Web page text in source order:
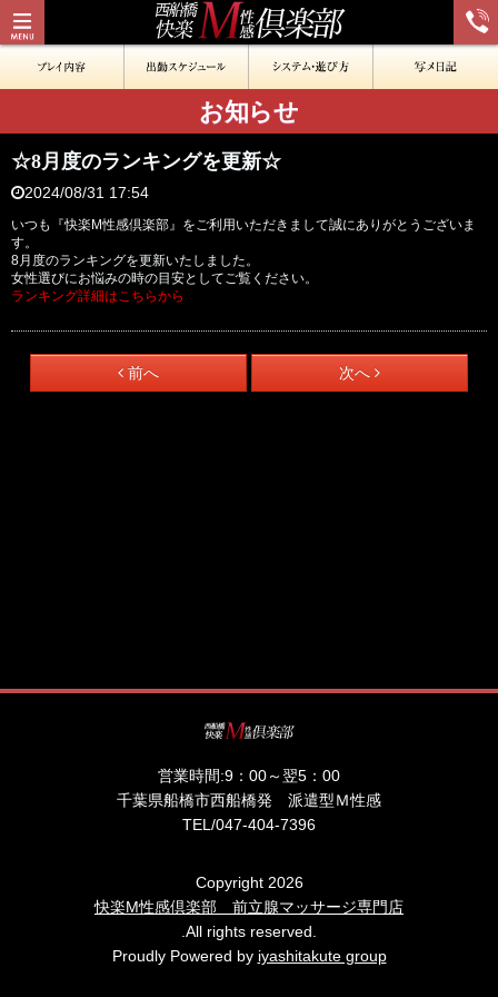
お知らせ
☆8月度のランキングを更新☆
2024/08/31 17:54
いつも『快楽М性感倶楽部』をご利用いただきまして誠にありがとうございま
す。
8月度のランキングを更新いたしました。
女性選びにお悩みの時の目安としてご覧ください。
ランキング詳細はこちらから
前へ 次へ
営業時間:9：00～翌5：00
千葉県船橋市西船橋発 派遣型Ｍ性感
TEL/047-404-7396
Copyright 2026
快楽M性感倶楽部 前立腺マッサージ専門店
.All rights reserved.
Proudly Powered by iyashitakute group